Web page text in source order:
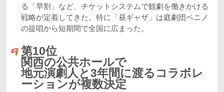
る「早割」など、チケットシステムで観劇を働きかける
戦略が定着してきた。特に「昼ギャザ」は庭劇団ペニノ
の提唱から短期間で全国に広まった。
第10位
関西の公共ホールで
地元演劇人と3年間に渡るコラボレ
ーションが複数決定